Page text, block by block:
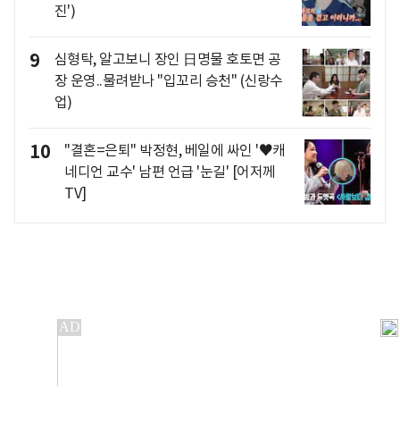
진')
9
심형탁, 알고보니 장인 日명물 호토면 공
장 운영..물려받나 "입꼬리 승천" (신랑수
업)
10
"결혼=은퇴" 박정현, 베일에 싸인 '♥캐
네디언 교수' 남편 언급 '눈길' [어저께
TV]